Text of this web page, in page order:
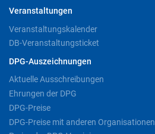
Veranstaltungen
Veranstaltungskalender
DB-Veranstaltungsticket
DPG-Auszeichnungen
Aktuelle Ausschreibungen
Ehrungen der DPG
DPG-Preise
DPG-Preise mit anderen Organisationen